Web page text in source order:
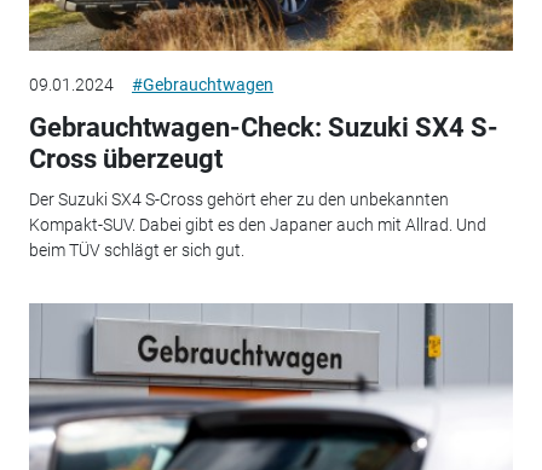
09.01.2024 #Gebrauchtwagen
Gebrauchtwagen-Check: Suzuki SX4 S-
Cross überzeugt
Der Suzuki SX4 S-Cross gehört eher zu den unbekannten
Kompakt-SUV. Dabei gibt es den Japaner auch mit Allrad. Und
beim TÜV schlägt er sich gut.